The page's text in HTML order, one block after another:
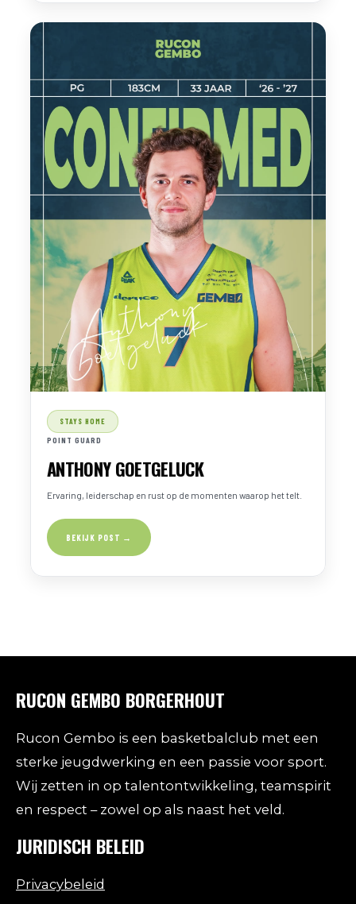
STAYS HOME
POINT GUARD
ANTHONY GOETGELUCK
Ervaring, leiderschap en rust op de momenten waarop het telt.
BEKIJK POST →
RUCON GEMBO BORGERHOUT
Rucon Gembo is een basketbalclub met een
sterke jeugdwerking en een passie voor sport.
Wij zetten in op talentontwikkeling, teamspirit
en respect – zowel op als naast het veld.
JURIDISCH BELEID
Privacybeleid